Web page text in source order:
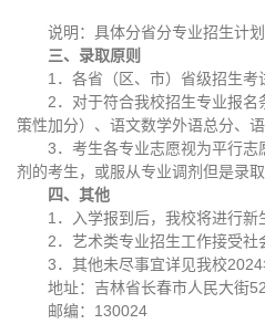
说明：具体分省分专业招生计
三、录取原则
1．各省（区、市）省级招生
2．对于符合我校招生专业报
策性加分）、语文数学外语总分、
3．考生各专业志愿视为平行
剂的考生，或服从专业调剂但是录
四、其他
1．入学报到后，我校将进行新
2．艺术类专业招生工作接受社
3．其他未尽事宜详见我校2024
地址：吉林省长春市人民大街
邮编：130024